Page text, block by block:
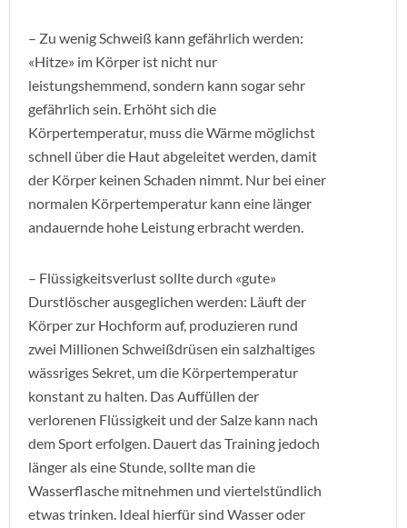
– Zu wenig Schweiß kann gefährlich werden:
«Hitze» im Körper ist nicht nur
leistungshemmend, sondern kann sogar sehr
gefährlich sein. Erhöht sich die
Körpertemperatur, muss die Wärme möglichst
schnell über die Haut abgeleitet werden, damit
der Körper keinen Schaden nimmt. Nur bei einer
normalen Körpertemperatur kann eine länger
andauernde hohe Leistung erbracht werden.
– Flüssigkeitsverlust sollte durch «gute»
Durstlöscher ausgeglichen werden: Läuft der
Körper zur Hochform auf, produzieren rund
zwei Millionen Schweißdrüsen ein salzhaltiges
wässriges Sekret, um die Körpertemperatur
konstant zu halten. Das Auffüllen der
verlorenen Flüssigkeit und der Salze kann nach
dem Sport erfolgen. Dauert das Training jedoch
länger als eine Stunde, sollte man die
Wasserflasche mitnehmen und viertelstündlich
etwas trinken. Ideal hierfür sind Wasser oder